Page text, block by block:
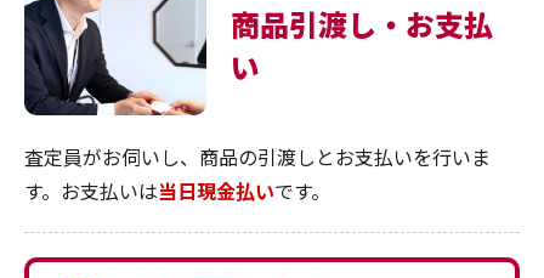
商品引渡し・お支払
い
査定員がお伺いし、商品の引渡しとお支払いを行いま
す。お支払いは当日現金払いです。